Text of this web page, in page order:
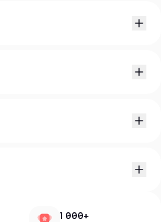
1 000+